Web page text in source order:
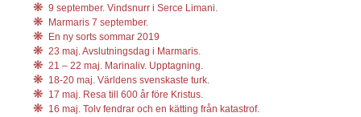
9 september. Vindsnurr i Serce Limani.
Marmaris 7 september.
En ny sorts sommar 2019
23 maj. Avslutningsdag i Marmaris.
21 – 22 maj. Marinaliv. Upptagning.
18-20 maj. Världens svenskaste turk.
17 maj. Resa till 600 år före Kristus.
16 maj. Tolv fendrar och en kätting från katastrof.